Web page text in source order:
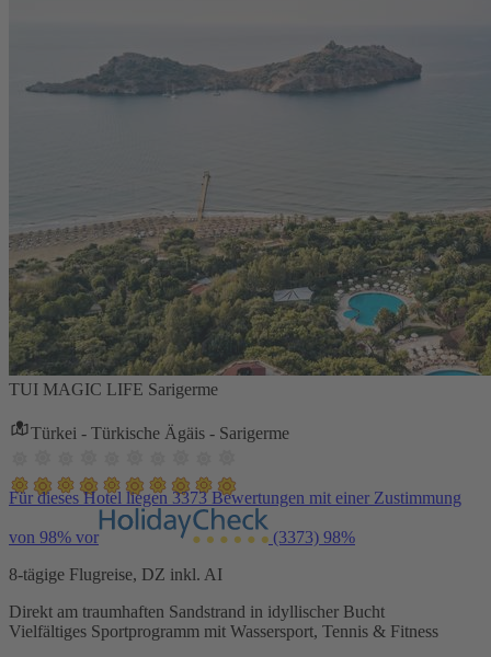
TUI MAGIC LIFE Sarigerme
Türkei - Türkische Ägäis - Sarigerme
Für dieses Hotel liegen 3373 Bewertungen mit einer Zustimmung
von 98% vor (3373) 98%
8-tägige Flugreise, DZ inkl. AI
Direkt am traumhaften Sandstrand in idyllischer Bucht
Vielfältiges Sportprogramm mit Wassersport, Tennis & Fitness